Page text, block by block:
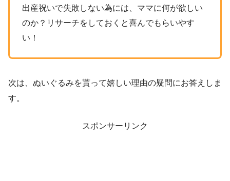
出産祝いで失敗しない為には、ママに何が欲しい
のか？リサーチをしておくと喜んでもらいやす
い！
次は、ぬいぐるみを貰って嬉しい理由の疑問にお答えしま
す。
スポンサーリンク